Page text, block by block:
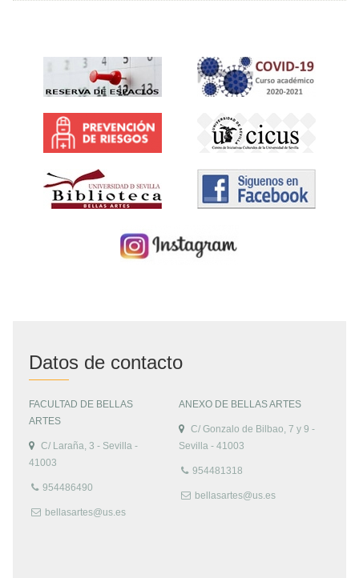
Datos de contacto
FACULTAD DE BELLAS
ARTES
C/ Laraña, 3 - Sevilla -
41003
954486490
bellasartes@us.es
ANEXO DE BELLAS ARTES
C/ Gonzalo de Bilbao, 7 y 9 -
Sevilla - 41003
954481318
bellasartes@us.es